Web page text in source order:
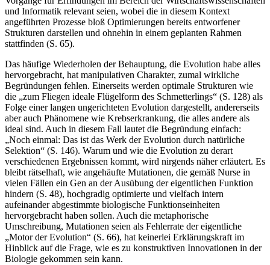
und Informatik relevant seien, wobei die in diesem Kontext
angeführten Prozesse bloß Optimierungen bereits entworfener
Strukturen darstellen und ohnehin in einem geplanten Rahmen
stattfinden (S. 65).
Das häufige Wiederholen der Behauptung, die Evolution habe alles
hervorgebracht, hat manipulativen Charakter, zumal wirkliche
Begründungen fehlen. Einerseits werden optimale Strukturen wie
die „zum Fliegen ideale Flügelform des Schmetterlings“ (S. 128) als
Folge einer langen ungerichteten Evolution dargestellt, andererseits
aber auch Phänomene wie Krebserkrankung, die alles andere als
ideal sind. Auch in diesem Fall lautet die Begründung einfach:
„Noch einmal: Das ist das Werk der Evolution durch natürliche
Selektion“ (S. 146). Warum und wie die Evolution zu derart
verschiedenen Ergebnissen kommt, wird nirgends näher erläutert. Es
bleibt rätselhaft, wie angehäufte Mutationen, die gemäß Nurse in
vielen Fällen ein Gen an der Ausübung der eigentlichen Funktion
hindern (S. 48), hochgradig optimierte und vielfach intern
aufeinander abgestimmte biologische Funktionseinheiten
hervorgebracht haben sollen. Auch die metaphorische
Umschreibung, Mutationen seien als Fehlerrate der eigentliche
„Motor der Evolution“ (S. 66), hat keinerlei Erklärungskraft im
Hinblick auf die Frage, wie es zu konstruktiven Innovationen in der
Biologie gekommen sein kann.